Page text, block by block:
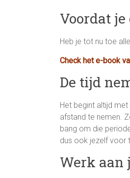
Voordat
Heb je tot nu toe
Check het e-book
De tijd
Het begint altijd
afstand te nemen.
bang om die
dus ook jezelf voor
Werk aan